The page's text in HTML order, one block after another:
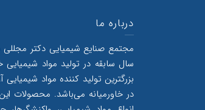
درباره ما
سال سابقه در تولید مواد
بزرگترین تولید کننده مواد
در خاورمیانه می‌‌باشد. محصولات